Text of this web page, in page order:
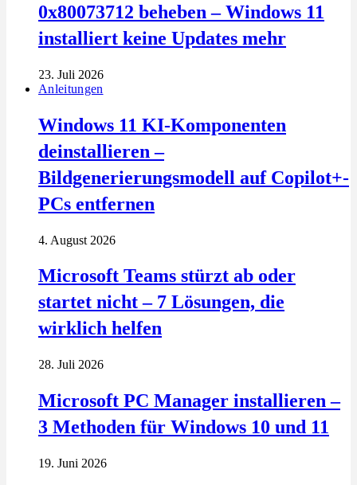
0x80073712 beheben – Windows 11
installiert keine Updates mehr
23. Juli 2026
Anleitungen
Windows 11 KI-Komponenten
deinstallieren –
Bildgenerierungsmodell auf Copilot+-
PCs entfernen
4. August 2026
Microsoft Teams stürzt ab oder
startet nicht – 7 Lösungen, die
wirklich helfen
28. Juli 2026
Microsoft PC Manager installieren –
3 Methoden für Windows 10 und 11
19. Juni 2026